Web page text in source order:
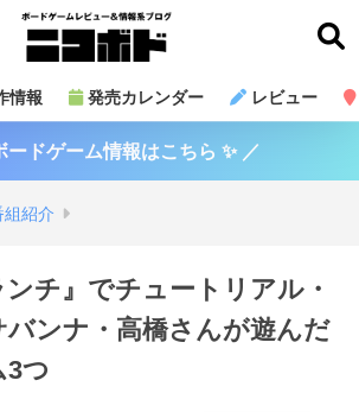
情報 発売カレンダー レビュー
ードゲーム情報はこちら ✨ ／
組紹介
ンチ』でチュートリアル・
ンナ・高橋さんが遊んだ
3つ